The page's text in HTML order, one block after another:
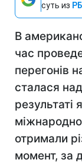
суть из
В
час
перегонів
сталася
результаті
отримали
момент, за